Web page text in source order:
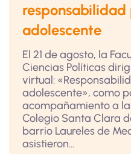
responsabilidad
adolescente
El 21 de agosto, la
Ciencias Políticas
virtual:
adolescente», como
acompañamiento a la
Colegio Santa Clara
barrio Laureles de
asistieron...